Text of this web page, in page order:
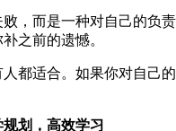
而是一种对自己的负责
之前的遗憾。
适合。如果你对自己的
划，高效学习